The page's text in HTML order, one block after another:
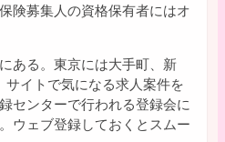
険募集人の資格保有者にはオ
ある。東京には大手町、新
イトで気になる求人案件を
センターで行われる登録会に
ウェブ登録しておくとスムー